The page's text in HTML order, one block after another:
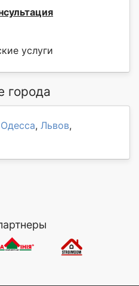
услуги
города
Одесса, Львов,